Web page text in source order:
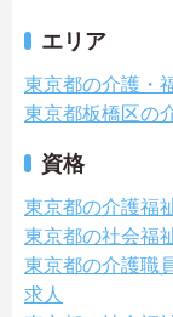
エリア
東京都の介護・
東京都板橋区の
資格
東京都の介護福
東京都の社会福
東京都の介護職
求人